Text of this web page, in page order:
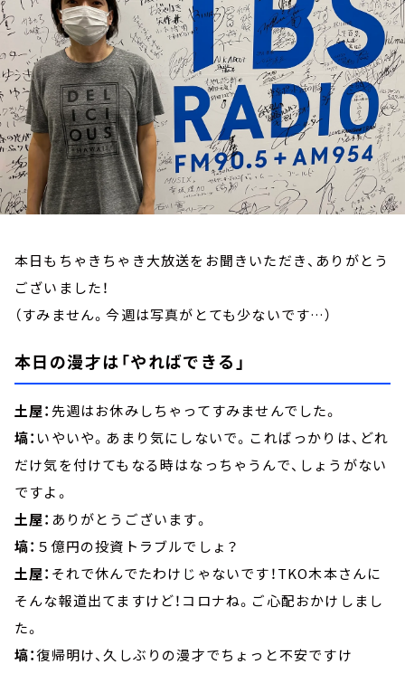
本日もちゃきちゃき大放送をお聞きいただき、ありがとう
ございました！
（すみません。今週は写真がとても少ないです…）
本日の漫才は「やればできる」
土屋： 先週はお休みしちゃってすみませんでした。
塙： いやいや。あまり気にしないで。こればっかりは、どれ
だけ気を付けてもなる時はなっちゃうんで、しょうがない
ですよ。
土屋： ありがとうございます。
塙： ５億円の投資トラブルでしょ？
土屋： それで休んでたわけじゃないです！TKO木本さんに
そんな報道出てますけど！コロナね。ご心配おかけしまし
た。
塙：復帰明け、久しぶりの漫才でちょっと不安ですけ